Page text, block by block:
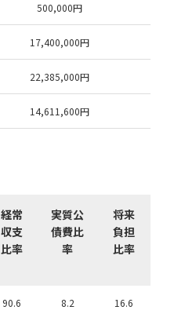
500,000円
17,400,000円
22,385,000円
14,611,600円
経常
収支
比率
実質公
債費比
率
将来
負担
比率
90.6 8.2 16.6